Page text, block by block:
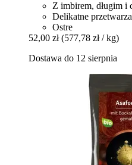
Z imbirem, długim i
Delikatne
Ostre
52,00 zł (577,78 zł / kg)
Dostawa do 12 sierpnia